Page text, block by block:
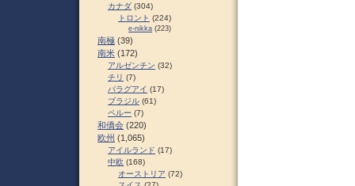
カナダ (304)
トロント (224)
e-nikka (223)
南極 (39)
南米 (172)
アルゼンチン (32)
チリ (7)
パラグアイ (17)
ブラジル (61)
ペルー (7)
和僑会 (220)
欧州 (1,065)
アイルランド (17)
中欧 (168)
オーストリア (72)